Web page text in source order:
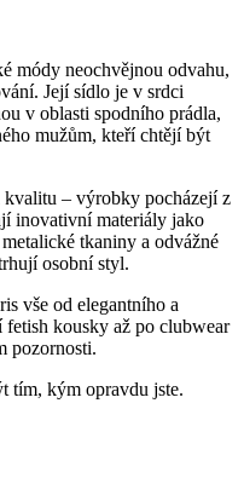
módy neochvějnou odvahu,
Její sídlo je v srdci
v oblasti spodního prádla,
mužům, kteří chtějí být
kvalitu – výrobky pocházejí z
inovativní materiály jako
tkaniny a odvážné
osobní styl.
vše od elegantního a
kousky až po clubwear
pozornosti.
tím, kým opravdu jste.